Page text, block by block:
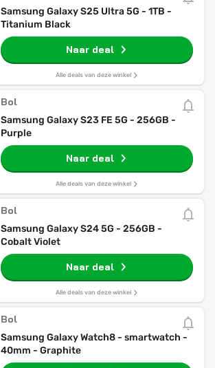
Samsung Galaxy S25 Ultra 5G - 1TB -
Titanium Black
Naar deal
Alle deals van deze winkel
Bol
Samsung Galaxy S23 FE 5G - 256GB -
Purple
Naar deal
Alle deals van deze winkel
Bol
Samsung Galaxy S24 5G - 256GB -
Cobalt Violet
Naar deal
Alle deals van deze winkel
Bol
Samsung Galaxy Watch8 - smartwatch -
40mm - Graphite